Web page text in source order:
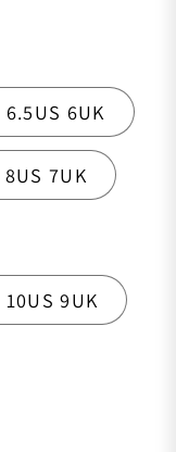
39EU 6.5US 6UK
41EU 8US 7UK
44EU 10US 9UK